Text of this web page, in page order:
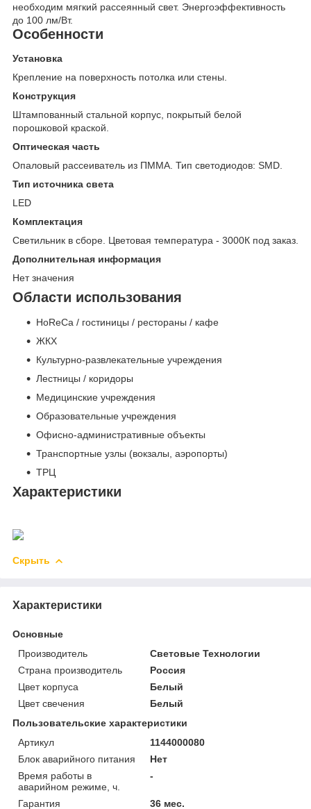
необходим мягкий рассеянный свет. Энергоэффективность
до 100 лм/Вт.
Особенности
Установка
Крепление на поверхность потолка или стены.
Конструкция
Штампованный стальной корпус, покрытый белой
порошковой краской.
Оптическая часть
Опаловый рассеиватель из ПММА. Тип светодиодов: SMD.
Тип источника света
LED
Комплектация
Светильник в сборе. Цветовая температура - 3000К под заказ.
Дополнительная информация
Нет значения
Области использования
HoReCa / гостиницы / рестораны / кафе
ЖКХ
Культурно-развлекательные учреждения
Лестницы / коридоры
Медицинские учреждения
Образовательные учреждения
Офисно-административные объекты
Транспортные узлы (вокзалы, аэропорты)
ТРЦ
Характеристики
Скрыть
Характеристики
Основные
Производитель
Световые Технологии
Страна производитель
Россия
Цвет корпуса
Белый
Цвет свечения
Белый
Пользовательские характеристики
Артикул
1144000080
Блок аварийного питания
Нет
Время работы в
аварийном режиме, ч.
-
Гарантия 36 мес.